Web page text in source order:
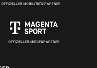
OFFIZIELLER MOBILITÄTS-PARTNER
OFFIZIELLER MEDIENPARTNER